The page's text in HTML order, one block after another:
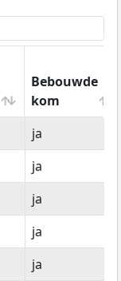
Bebouwde
kom
Bebouwde
kom
ja
ja
ja
ja
ja